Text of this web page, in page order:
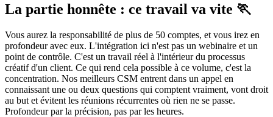
La partie honnête : ce travail va vite 🏃
Vous aurez la responsabilité de plus de 50 comptes, et vous irez en
profondeur avec eux. L'intégration ici n'est pas un webinaire et un
point de contrôle. C'est un travail réel à l'intérieur du processus
créatif d'un client. Ce qui rend cela possible à ce volume, c'est la
concentration. Nos meilleurs CSM entrent dans un appel en
connaissant une ou deux questions qui comptent vraiment, vont droit
au but et évitent les réunions récurrentes où rien ne se passe.
Profondeur par la précision, pas par les heures.